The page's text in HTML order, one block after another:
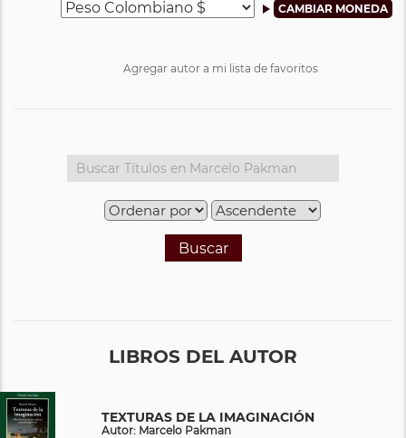
Agregar autor a mi lista de favoritos
Buscar
LIBROS DEL AUTOR
TEXTURAS DE LA IMAGINACIÓN
Autor: Marcelo Pakman